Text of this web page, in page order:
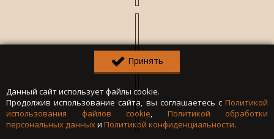
Принять
Данный сайт использует файлы cookie.
Продолжив использование сайта, вы соглашаетесь с Политикой
использования файлов cookie, Политикой обработки
персональных данныхи Политикой конфиденциальности.